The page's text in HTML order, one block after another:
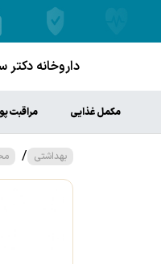
داروخانه
مکمل غذایی مراقبت
بهداشتی /